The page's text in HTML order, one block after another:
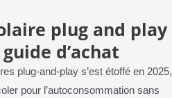
plug and play
d’achat
plug-and-play s’est étoffé en 2025,
pour l’autoconsommation sans